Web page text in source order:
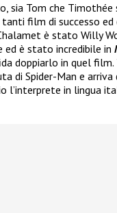
sia Tom che Timothée
film di successo
è stato Willy
ed è stato incredibile in
doppiarlo in quel film.
di Spider-Man e arriva
l’interprete in lingua